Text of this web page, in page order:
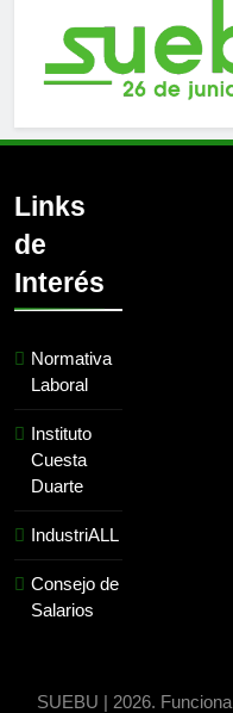
Links
de
Interés
Normativa
Laboral
Instituto
Cuesta
Duarte
IndustriALL
Consejo de
Salarios
SUEBU | 2026. Funciona